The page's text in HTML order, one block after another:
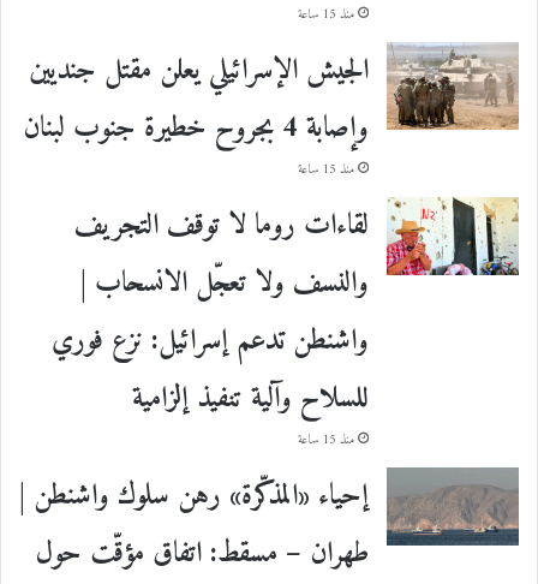
منذ 15 ساعة
الجيش الإسرائيلي يعلن مقتل جنديين
وإصابة 4 بجروح خطيرة جنوب لبنان
منذ 15 ساعة
لقاءات روما لا توقف التجريف
والنسف ولا تعجّل الانسحاب |
واشنطن تدعم إسرائيل: نزع فوري
للسلاح وآلية تنفيذ إلزامية
منذ 15 ساعة
إحياء «المذكّرة» رهن سلوك واشنطن |
طهران – مسقط: اتفاق مؤقّت حول